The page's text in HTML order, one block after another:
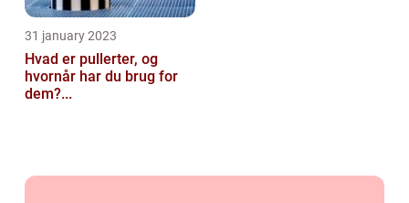
31 january 2023
Hvad er pullerter, og
hvornår har du brug for
dem?...